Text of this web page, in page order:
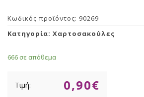
Κωδικός προϊόντος: 90269
Κατηγορία: Χαρτοσακούλες
666 σε απόθεμα
0,90€